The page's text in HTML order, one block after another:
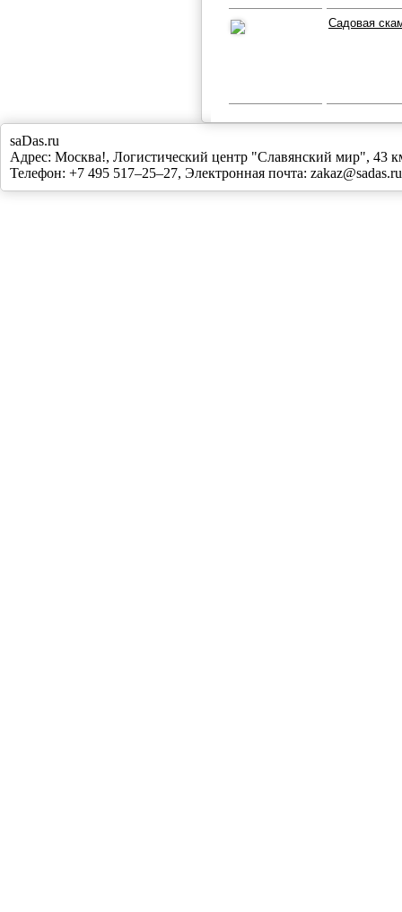
Садовая
saDas.ru
Адрес: Москва!, Логистический центр "Славянский мир",
Телефон: +7 495 517–25–27, Электронная почта: zakaz@sadas.ru